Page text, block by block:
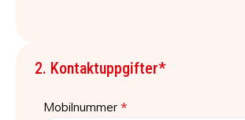
2. Kontaktuppgifter*
Mobilnummer *